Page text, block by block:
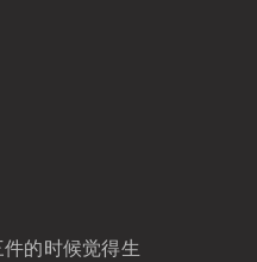
的时候觉得生